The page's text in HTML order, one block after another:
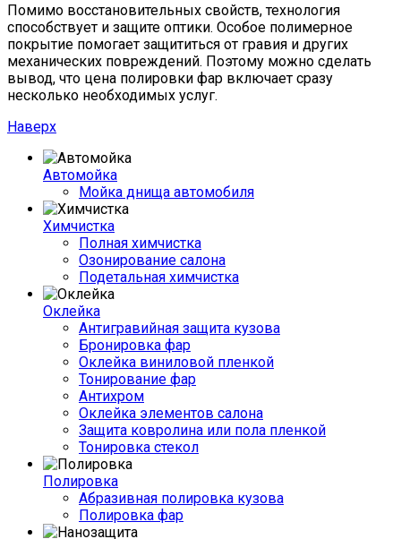
Помимо восстановительных свойств, технология
способствует и защите оптики. Особое полимерное
покрытие помогает защититься от гравия и других
механических повреждений. Поэтому можно сделать
вывод, что цена полировки фар включает сразу
несколько необходимых услуг.
Наверх
Автомойка
Мойка днища автомобиля
Химчистка
Полная химчистка
Озонирование салона
Подетальная химчистка
Оклейка
Антигравийная защита кузова
Бронировка фар
Оклейка виниловой пленкой
Тонирование фар
Антихром
Оклейка элементов салона
Защита ковролина или пола пленкой
Тонировка стекол
Полировка
Абразивная полировка кузова
Полировка фар